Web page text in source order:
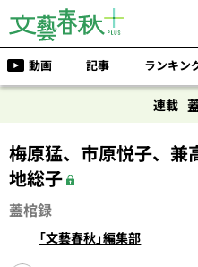
動画 記事 ランキン
連載
梅原猛、市原悦子、兼
地総子
蓋棺録
「文藝春秋」編集部